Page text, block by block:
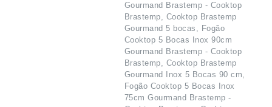
Gourmand Brastemp - Cooktop
Brastemp, Cooktop Brastemp
Gourmand 5 bocas, Fogão
Cooktop 5 Bocas Inox 90cm
Gourmand Brastemp - Cooktop
Brastemp, Cooktop Brastemp
Gourmand Inox 5 Bocas 90 cm,
Fogão Cooktop 5 Bocas Inox
75cm Gourmand Brastemp -